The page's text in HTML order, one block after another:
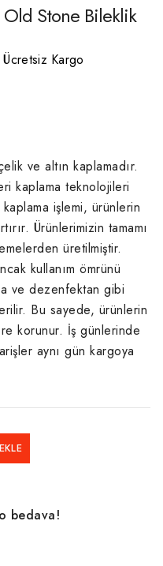
Old Stone Bileklik
Kargo
ve altın kaplamadır.
kaplama teknolojileri
işlemi, ürünlerin
Ürünlerimizin tamamı
üretilmiştir.
kullanım ömrünü
ve dezenfektan gibi
Bu sayede, ürünlerin
korunur. İş günlerinde
aynı gün kargoya
bedava!